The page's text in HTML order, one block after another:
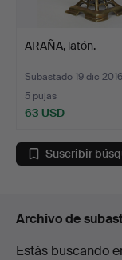
ARAÑA, latón.
Subastado 19 dic 2016
5 pujas
63 USD
Suscribir
Archivo de
Estás buscando